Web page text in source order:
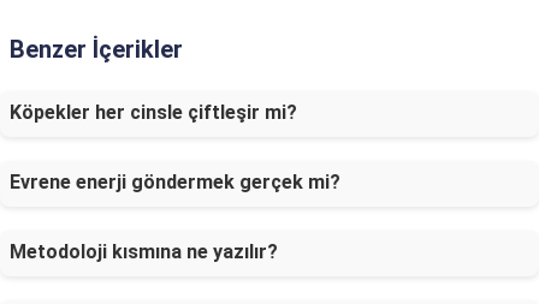
Benzer İçerikler
Köpekler her cinsle çiftleşir mi?
Evrene enerji göndermek gerçek mi?
Metodoloji kısmına ne yazılır?